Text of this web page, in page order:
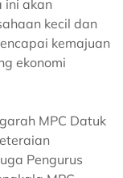
ini akan
kecil dan
kemajuan
ekonomi
MPC Datuk
Pengurus